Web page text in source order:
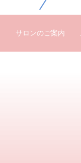
サロンのご案内